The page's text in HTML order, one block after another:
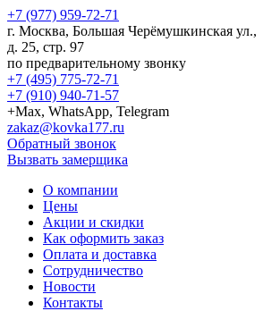
+7 (977) 959-72-71
г. Москва, Большая Черёмушкинская ул.,
д. 25, стр. 97
по предварительному звонку
+7 (495) 775-72-71
+7 (910) 940-71-57
+Max, WhatsApp, Telegram
zakaz@kovka177.ru
Обратный звонок
Вызвать замерщика
О компании
Цены
Акции и скидки
Как оформить заказ
Оплата и доставка
Сотрудничество
Новости
Контакты